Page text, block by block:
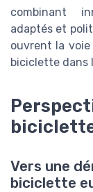
combinant
adaptés et
ouvrent la
biciclette dans
Vers une
biciclette